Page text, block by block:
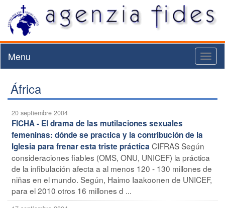
Menu
África
20 septiembre 2004
FICHA - El drama de las mutilaciones sexuales
femeninas: dónde se practica y la contribución de la
Iglesia para frenar esta triste práctica CIFRAS Según
consideraciones fiables (OMS, ONU, UNICEF) la práctica
de la infibulación afecta a al menos 120 - 130 millones de
niñas en el mundo. Según, Haimo Iaakoonen de UNICEF,
para el 2010 otros 16 millones d ...